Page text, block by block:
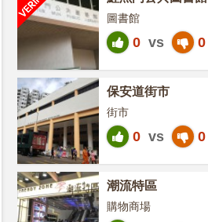
圖書館
0 vs 0
保安道街市
街市
0 vs 0
潮流特區
購物商場